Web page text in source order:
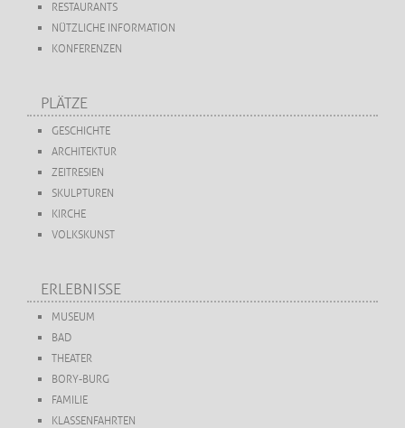
RESTAURANTS
NÜTZLICHE INFORMATION
KONFERENZEN
PLÄTZE
GESCHICHTE
ARCHITEKTUR
ZEITRESIEN
SKULPTUREN
KIRCHE
VOLKSKUNST
ERLEBNISSE
MUSEUM
BAD
THEATER
BORY-BURG
FAMILIE
KLASSENFAHRTEN